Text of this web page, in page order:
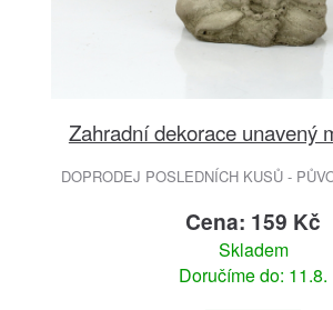
Zahradní dekorace unavený
DOPRODEJ POSLEDNÍCH KUSŮ -
Cena: 159 Kč
Skladem
Doručíme do: 11.8.